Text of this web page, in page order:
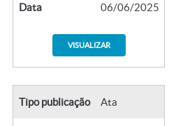
Data 06/06/2025
VISUALIZAR
Tipo publicação Ata